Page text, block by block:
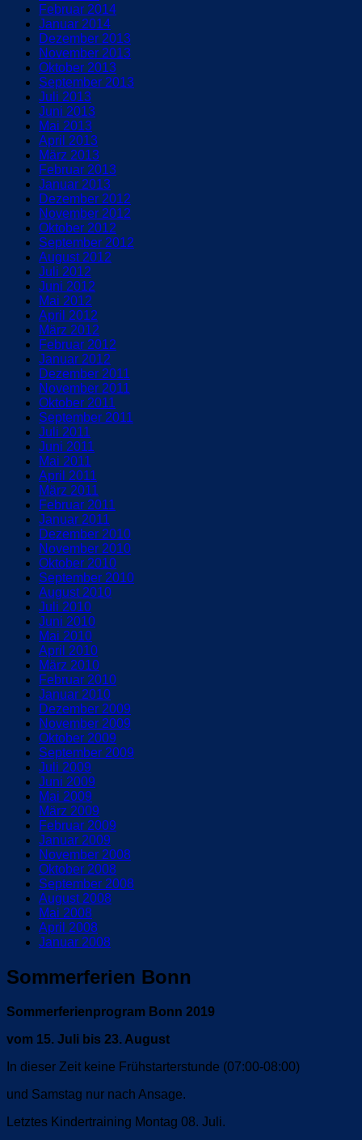
Februar 2014
Januar 2014
Dezember 2013
November 2013
Oktober 2013
September 2013
Juli 2013
Juni 2013
Mai 2013
April 2013
März 2013
Februar 2013
Januar 2013
Dezember 2012
November 2012
Oktober 2012
September 2012
August 2012
Juli 2012
Juni 2012
Mai 2012
April 2012
März 2012
Februar 2012
Januar 2012
Dezember 2011
November 2011
Oktober 2011
September 2011
Juli 2011
Juni 2011
Mai 2011
April 2011
März 2011
Februar 2011
Januar 2011
Dezember 2010
November 2010
Oktober 2010
September 2010
August 2010
Juli 2010
Juni 2010
Mai 2010
April 2010
März 2010
Februar 2010
Januar 2010
Dezember 2009
November 2009
Oktober 2009
September 2009
Juli 2009
Juni 2009
Mai 2009
März 2009
Februar 2009
Januar 2009
November 2008
Oktober 2008
September 2008
August 2008
Mai 2008
April 2008
Januar 2008
Sommerferien Bonn
Sommerferienprogram Bonn 2019
vom 15. Juli bis 23. August
In dieser Zeit keine Frühstarterstunde (07:00-08:00)
und Samstag nur nach Ansage.
Letztes Kindertraining Montag 08. Juli.